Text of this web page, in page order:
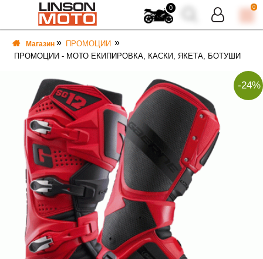
0 0
Магазин
ПРОМОЦИИ
ПРОМОЦИИ - МОТО ЕКИПИРОВКА, КАСКИ, ЯКЕТА, БОТУШИ
-24%